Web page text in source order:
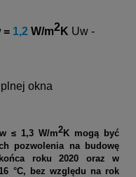
= 1,2 W/m2K Uw -
okna
≤ 1,3 W/m2K mogą być
pozwolenia na budowę
roku 2020 oraz w
°C, bez względu na rok